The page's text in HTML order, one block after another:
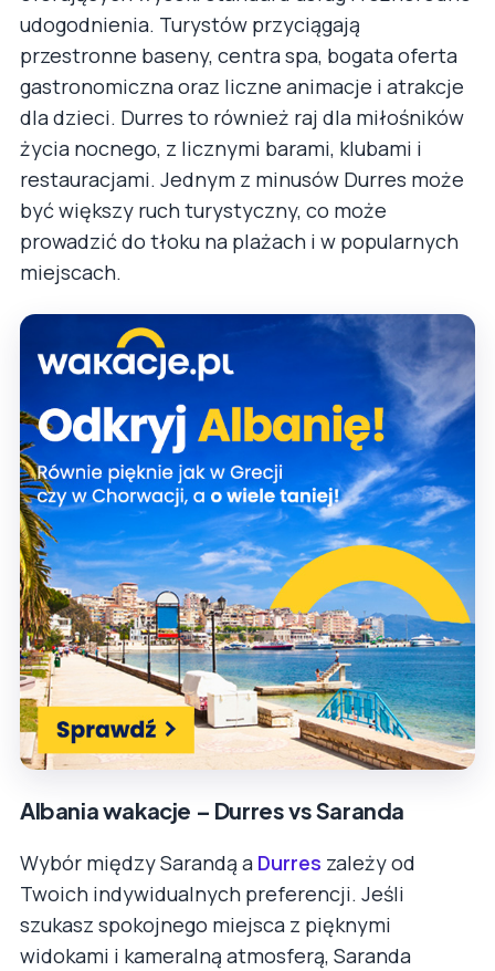
udogodnienia. Turystów przyciągają
przestronne baseny, centra spa, bogata oferta
gastronomiczna oraz liczne animacje i atrakcje
dla dzieci. Durres to również raj dla miłośników
życia nocnego, z licznymi barami, klubami i
restauracjami. Jednym z minusów Durres może
być większy ruch turystyczny, co może
prowadzić do tłoku na plażach i w popularnych
miejscach.
Albania wakacje – Durres vs Saranda
Wybór między Sarandą a Durres zależy od
Twoich indywidualnych preferencji. Jeśli
szukasz spokojnego miejsca z pięknymi
widokami i kameralną atmosferą, Saranda